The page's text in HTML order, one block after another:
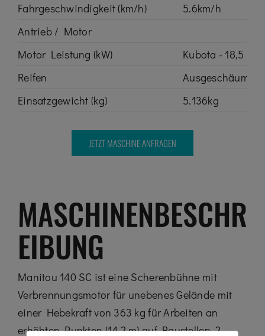
Fahrgeschwindigkeit (km/h)
5.6km/h
Antrieb / Motor
Motor Leistung (kW)
Kubota - 18,5
Reifen
Ausgeschäumt
Einsatzgewicht (kg)
5.136kg
JETZT MASCHINE ANFRAGEN
MASCHINENBESCHR
EIBUNG
Manitou 140 SC ist eine Scherenbühne mit
Verbrennungsmotor für unebenes Gelände mit
einer Hebekraft von 363 kg für Arbeiten an
erhöhten Punkten (14,2 m) auf Baustellen. 2